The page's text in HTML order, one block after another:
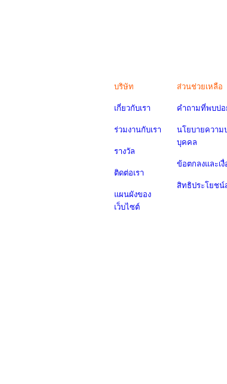
บริษัท
เกี่ยวกับเรา
ร่วมงานกับเรา
รางวัล
ติดต่อเรา
แผนผังของ
เว็บไซต์
ส่วนช่วยเหลือ
คำถามที่พบบ่อ
นโยบายความ
บุคคล
ข้อตกลงและเ
สิทธิประโยชน์